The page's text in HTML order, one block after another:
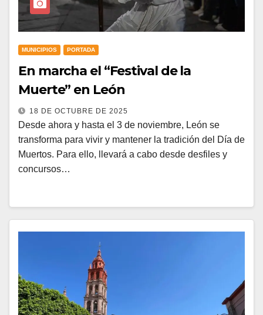
MUNICIPIOS PORTADA
En marcha el “Festival de la
Muerte” en León
18 DE OCTUBRE DE 2025
Desde ahora y hasta el 3 de noviembre, León se
transforma para vivir y mantener la tradición del Día de
Muertos. Para ello, llevará a cabo desde desfiles y
concursos…